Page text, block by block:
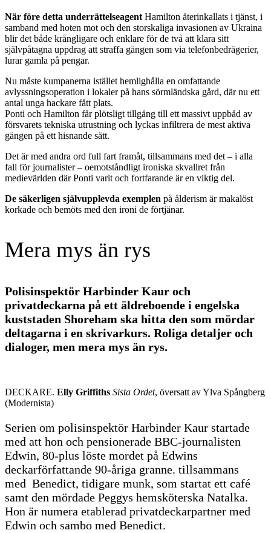
När före detta underrättelseagent Hamilton återinkallats i tjänst, i
samband med hoten mot och den storskaliga invasionen av Ukraina
blir det både krångligare och enklare för de två att klara sitt
självpåtagna uppdrag att straffa gängen som via telefonbedrägerier,
lurar gamla på pengar.
Nu måste kumpanerna istället hemlighålla en omfattande
avlyssningsoperation i lokaler på hans sörmländska gård, där nu ett
antal unga hackare fått plats.
Ponti och Hamilton får plötsligt tillgång till ett massivt uppbåd av
försvarets tekniska utrustning och lyckas infiltrera de mest aktiva
gängen på ett hisnande sätt.
Det är med andra ord full fart framåt, tillsammans med det – i alla
fall för journalister – oemotståndligt ironiska skvallret från
medievärlden där Ponti varit och fortfarande är en viktig del.
De säkerligen självupplevda exemplen på ålderism är makalöst
korkade och bemöts med den ironi de förtjänar.
Mera mys än rys
Polisinspektör Harbinder Kaur och
privatdeckarna på ett äldreboende i engelska
kuststaden Shoreham ska hitta den som mördar
deltagarna i en skrivarkurs. Roliga detaljer och
dialoger, men mera mys än rys.
DECKARE. Elly Griffiths Sista Ordet, översatt av Ylva Spångberg
(Modernista)
Serien om polisinspektör Harbinder Kaur startade
med att hon och pensionerade BBC-journalisten
Edwin, 80-plus löste mordet på Edwins
deckarförfattande 90-åriga granne. tillsammans
med Benedict, tidigare munk, som startat ett café
samt den mördade Peggys hemsköterska Natalka.
Hon är numera etablerad privatdeckarpartner med
Edwin och sambo med Benedict.